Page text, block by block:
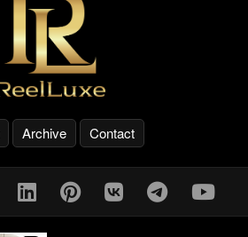
Archive Contact